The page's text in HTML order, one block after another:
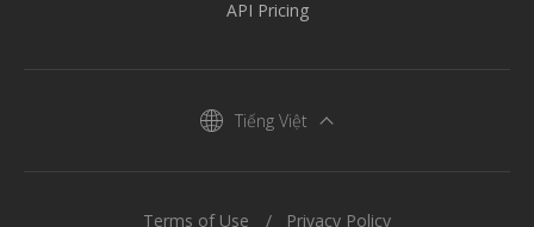
API Pricing
Tiếng Việt
Terms of Use Privacy Policy